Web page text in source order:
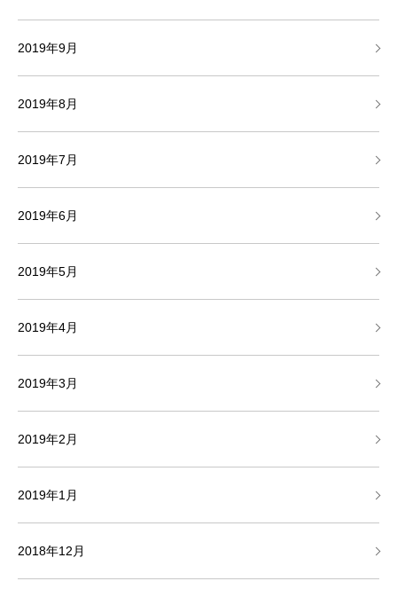
2019年9月
2019年8月
2019年7月
2019年6月
2019年5月
2019年4月
2019年3月
2019年2月
2019年1月
2018年12月